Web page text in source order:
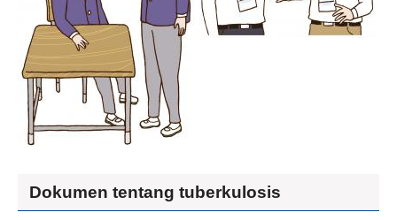
Dokumen tentang tuberkulosis